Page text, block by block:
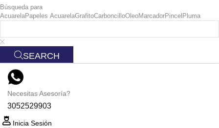
Búsqueda para
AcuarelaPapeles AcuarelaGrafitoCarboncilloOleoMarcadorPincel Pluma
SEARCH
Necesitas Asesoría?
3052529903
Inicia Sesión